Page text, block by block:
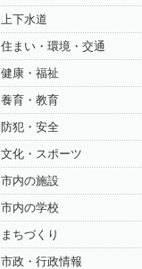
上下水道
住まい・環境・交通
健康・福祉
養育・教育
防犯・安全
文化・スポーツ
市内の施設
市内の学校
まちづくり
市政・行政情報